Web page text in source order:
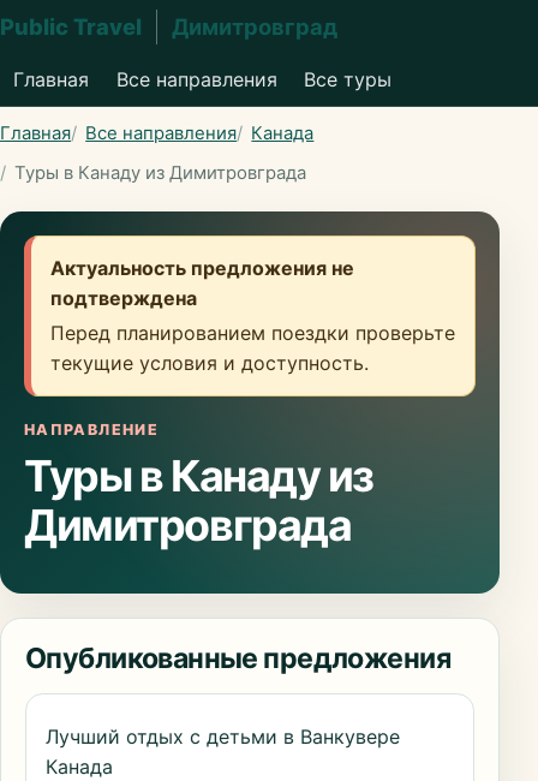
Public Travel Димитровград
Главная Все направления Все туры
Главная Все направления
Канада
Туры в Канаду из Димитровграда
Актуальность предложения не
подтверждена
Перед планированием поездки проверьте
текущие условия и доступность.
НАПРАВЛЕНИЕ
Туры в Канаду из
Димитровграда
Опубликованные предложения
Лучший отдых с детьми в Ванкувере
Канада